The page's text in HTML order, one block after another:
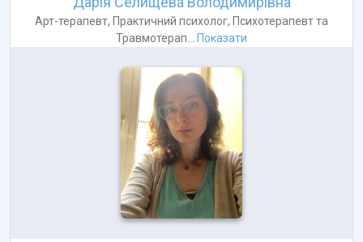
Арт-терапевт, Практичний психолог, Психотерапевтта
Травмотерап...
Показати